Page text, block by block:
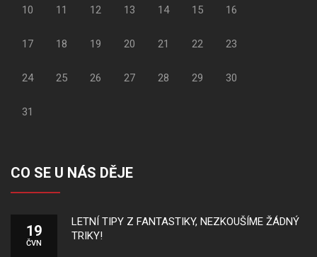
10 11 12 13 14 15 16
17 18 19 20 21 22 23
24 25 26 27 28 29 30
31
CO SE U NÁS DĚJE
19
ČVN
LETNÍ TIPY Z FANTASTIKY, NEZKOUŠÍME ŽÁDNÝ
TRIKY!